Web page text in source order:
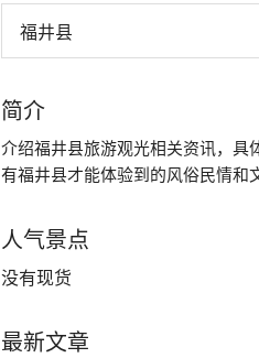
福井县
简介
介绍福井县旅游观光相关资讯，具
有福井县才能体验到的风俗民情和
人气景点
没有现货
最新文章